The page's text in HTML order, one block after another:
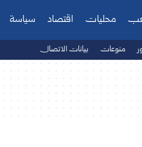
محليات اقتصاد سياسة
منوعات بيانات الاتصال